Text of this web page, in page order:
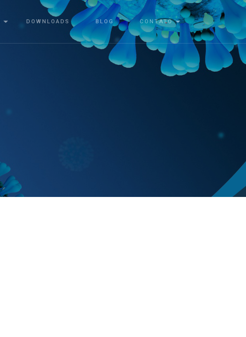
DOWNLOADS BLOG CONTATO